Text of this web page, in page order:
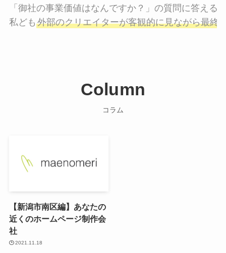
「御社の事業価値はなんですか？」の質問に答える
私ども 外部のクリエイターが客観的に見ながら最終
Column
コラム
【新潟市南区編】あなたの
近くのホームページ制作会
社
2021.11.18